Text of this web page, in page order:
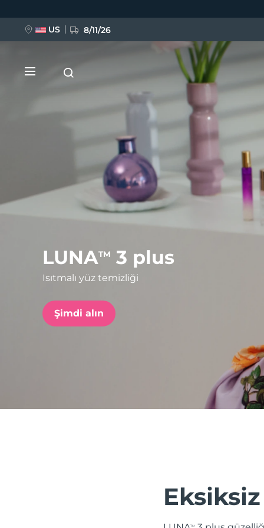
LUNATM 3 plus
Isıtmalı yüz temizliği
Şimdi alın
TM
US 8/11/26
BREAKING NEWS
issa™ Teeth Whitening Set
POPÜLER